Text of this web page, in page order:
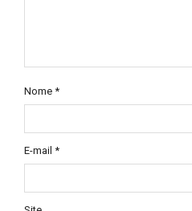
Nome *
E-mail *